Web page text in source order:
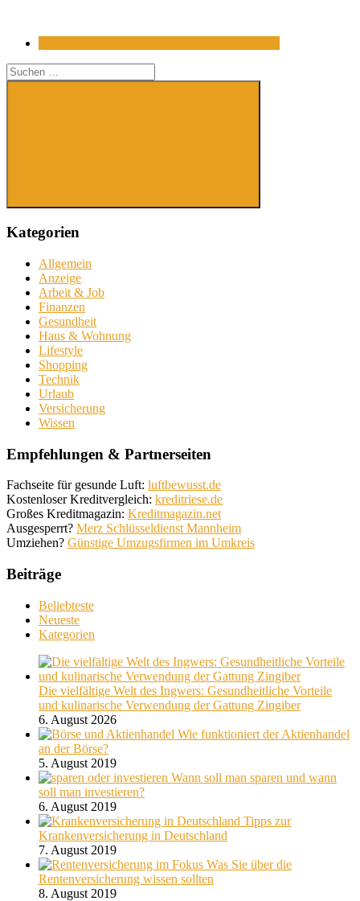
Suchen
nach:
Suchen
Kategorien
Allgemein
Anzeige
Arbeit & Job
Finanzen
Gesundheit
Haus & Wohnung
Lifestyle
Shopping
Technik
Urlaub
Versicherung
Wissen
Empfehlungen & Partnerseiten
Fachseite für gesunde Luft: luftbewusst.de
Kostenloser Kreditvergleich: kreditriese.de
Großes Kreditmagazin: Kreditmagazin.net
Ausgesperrt? Merz Schlüsseldienst Mannheim
Umziehen? Günstige Umzugsfirmen im Umkreis
Beiträge
Beliebteste
Neueste
Kategorien
Die vielfältige Welt des Ingwers: Gesundheitliche Vorteile
und kulinarische Verwendung der Gattung Zingiber
6. August 2026
Wie funktioniert der Aktienhandel
an der Börse?
5. August 2019
Wann soll man sparen und wann
soll man investieren?
6. August 2019
Tipps zur
Krankenversicherung in Deutschland
7. August 2019
Was Sie über die
Rentenversicherung wissen sollten
8. August 2019